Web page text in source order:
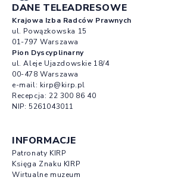
DANE TELEADRESOWE
Krajowa Izba Radców Prawnych
ul. Powązkowska 15
01-797 Warszawa
Pion Dyscyplinarny
ul. Aleje Ujazdowskie 18/4
00-478 Warszawa
e-mail: kirp@kirp.pl
Recepcja: 22 300 86 40
NIP: 5261043011
INFORMACJE
Patronaty KIRP
Księga Znaku KIRP
Wirtualne muzeum